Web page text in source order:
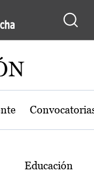
Castilla-La
Educación